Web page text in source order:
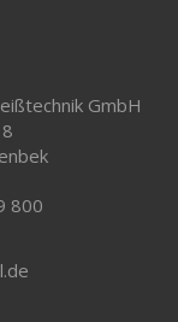
GmbH
800